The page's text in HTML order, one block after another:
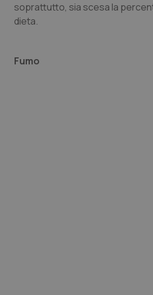
Tumori del Polmone &
soprattutto, sia scesa la
dieta.
Fumo